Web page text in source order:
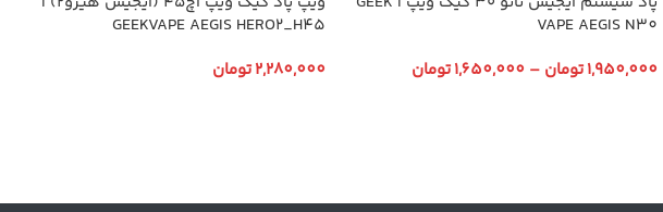
VAPE AEGIS N30
1,950,000تومان –
1,650,000تومان
GEEKVAPE AEGIS HERO2_H45
2,280,000تومان